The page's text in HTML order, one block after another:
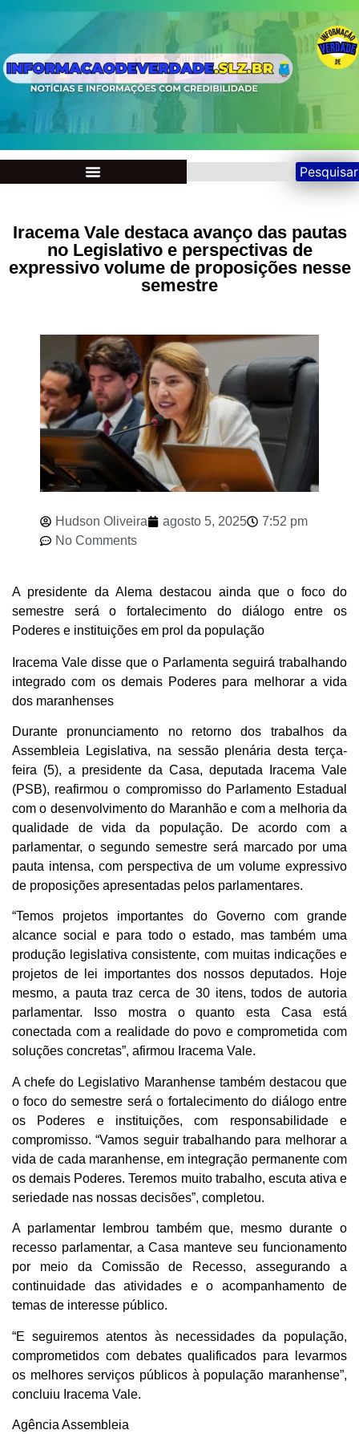
Pesquisar
Iracema Vale destaca avanço das pautas
no Legislativo e perspectivas de
expressivo volume de proposições nesse
semestre
Hudson Oliveira agosto 5, 2025
7:52 pm
No Comments
A presidente da Alema destacou ainda que o foco do
semestre será o fortalecimento do diálogo entre os
Poderes e instituições em prol da população
Iracema Vale disse que o Parlamenta seguirá trabalhando
integrado com os demais Poderes para melhorar a vida
dos maranhenses
Durante pronunciamento no retorno dos trabalhos da
Assembleia Legislativa, na sessão plenária desta terça-
feira (5), a presidente da Casa, deputada Iracema Vale
(PSB), reafirmou o compromisso do Parlamento Estadual
com o desenvolvimento do Maranhão e com a melhoria da
qualidade de vida da população. De acordo com a
parlamentar, o segundo semestre será marcado por uma
pauta intensa, com perspectiva de um volume expressivo
de proposições apresentadas pelos parlamentares.
“Temos projetos importantes do Governo com grande
alcance social e para todo o estado, mas também uma
produção legislativa consistente, com muitas indicações e
projetos de lei importantes dos nossos deputados. Hoje
mesmo, a pauta traz cerca de 30 itens, todos de autoria
parlamentar. Isso mostra o quanto esta Casa está
conectada com a realidade do povo e comprometida com
soluções concretas”, afirmou Iracema Vale.
A chefe do Legislativo Maranhense também destacou que
o foco do semestre será o fortalecimento do diálogo entre
os Poderes e instituições, com responsabilidade e
compromisso. “Vamos seguir trabalhando para melhorar a
vida de cada maranhense, em integração permanente com
os demais Poderes. Teremos muito trabalho, escuta ativa e
seriedade nas nossas decisões”, completou.
A parlamentar lembrou também que, mesmo durante o
recesso parlamentar, a Casa manteve seu funcionamento
por meio da Comissão de Recesso, assegurando a
continuidade das atividades e o acompanhamento de
temas de interesse público.
“E seguiremos atentos às necessidades da população,
comprometidos com debates qualificados para levarmos
os melhores serviços públicos à população maranhense”,
concluiu Iracema Vale.
Agência Assembleia